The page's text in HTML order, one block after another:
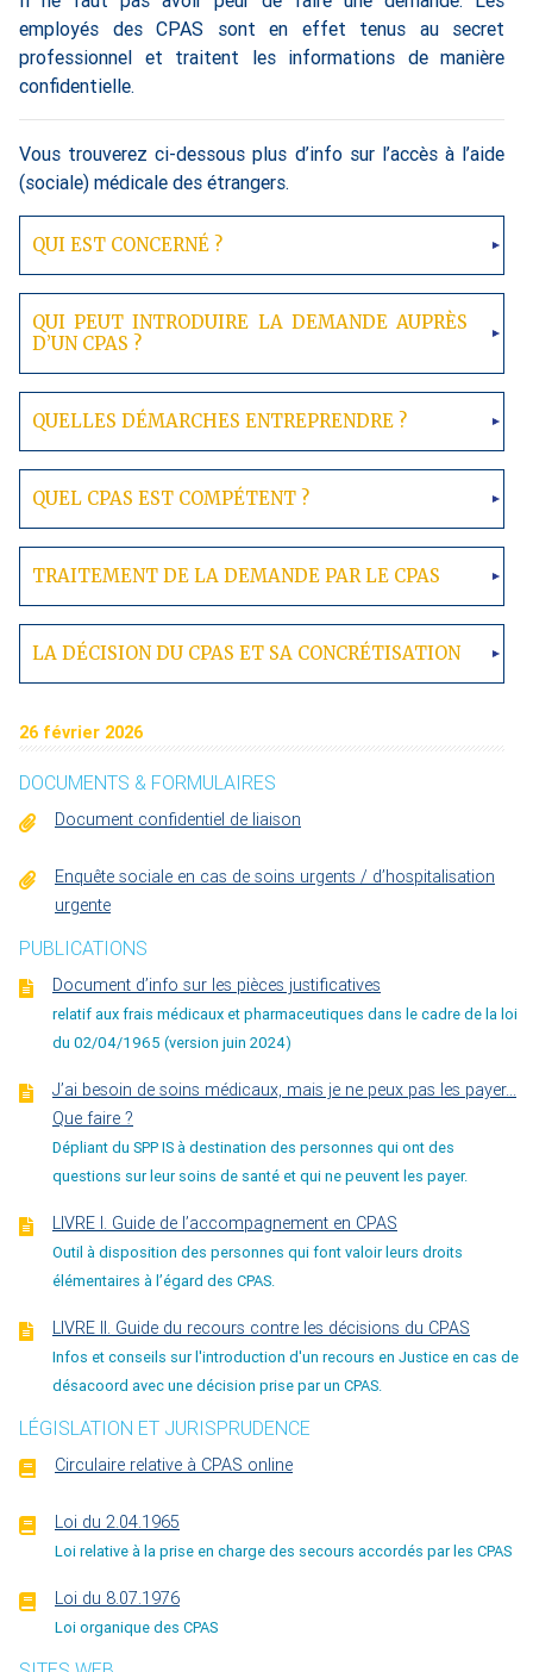
employés des CPAS sont en effet tenus au secret
professionnel et traitent les informations de manière
confidentielle.
Vous trouverez ci-dessous plus d’info sur l’accès à l’aide
(sociale) médicale des étrangers.
QUI EST CONCERNÉ ?
QUI PEUT INTRODUIRE LA DEMANDE AUPRÈS
D’UN CPAS ?
QUELLES DÉMARCHES ENTREPRENDRE ?
QUEL CPAS EST COMPÉTENT ?
TRAITEMENT DE LA DEMANDE PAR LE CPAS
LA DÉCISION DU CPAS ET SA CONCRÉTISATION
26 février 2026
DOCUMENTS & FORMULAIRES
Document confidentiel de liaison
Enquête sociale en cas de soins urgents / d’hospitalisation
urgente
PUBLICATIONS
Document d’info sur les pièces justificatives
relatif aux frais médicaux et pharmaceutiques dans le cadre de la loi
du 02/04/1965 (version juin 2024)
J’ai besoin de soins médicaux, mais je ne peux pas les payer...
Que faire ?
Dépliant du SPP IS à destination des personnes qui ont des
questions sur leur soins de santé et qui ne peuvent les payer.
LIVRE I. Guide de l’accompagnement en CPAS
Outil à disposition des personnes qui font valoir leurs droits
élémentaires à l’égard des CPAS.
LIVRE II. Guide du recours contre les décisions du CPAS
Infos et conseils sur l'introduction d'un recours en Justice en cas de
désacoord avec une décision prise par un CPAS.
LÉGISLATION ET JURISPRUDENCE
Circulaire relative à CPAS online
Loi du 2.04.1965
Loi relative à la prise en charge des secours accordés par les CPAS
Loi du 8.07.1976
Loi organique des CPAS